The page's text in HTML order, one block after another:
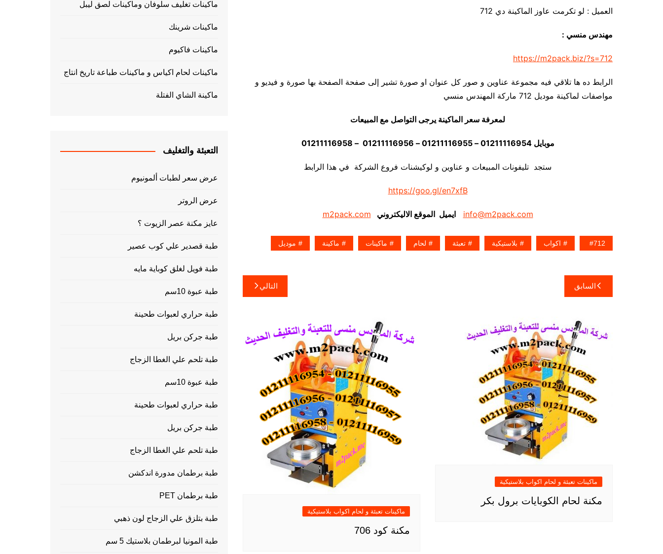
العميل : لو تكرمت عاوز الماكينة دي 712
مهندس منسي :
https://m2pack.biz/?s=712
الرابط ده ها تلاقي فيه مجموعة عناوين و صور كل عنوان او صورة تشير إلى صفحة الصفحة بها صورة و فيديو و
مواصفات لماكينة موديل 712 ماركة المهندس منسي
لمعرفة سعر الماكينة يرجى التواصل مع المبيعات
موبايل 01211116954 – 01211116955 – 01211116956 – 01211116958
ستجد تليفونات المبيعات و عناوين و لوكيشنات فروع الشركة في هذا الرابط
https://goo.gl/en7xfB
info@m2pack.com ايميل الموقع الاليكتروني m2pack.com
712 اكواب بلاستيكية تعبئة لحام ماكينات ماكينة موديل
تصفّح
المقالات
السابق التالي
ماكينات تعبئة و لحام اكواب بلاستيكية
مكنة لحام الكوبايات برول بكر
ماكينات تعبئة و لحام اكواب بلاستيكية
مكنة كود 706
ماكينات تغليف سلوفان وماكينات لصق ليبل
ماكينات شرينك
ماكينات فاكيوم
ماكينات لحام اكياس و ماكينات طباعة تاريخ انتاج
ماكينة الشاي الفتلة
التعبئة والتغليف
عرض سعر لطبات ألمونيوم
عرض الروتر
عايز مكنة عصر الزيوت ؟
طبة قصدير علي كوب عصير
طبة فويل لغلق كوباية مايه
طبة عبوة 10سم
طبة حراري لعبوات طحينة
طبة جركن بريل
طبة تلحم علي الغطا الزجاج
طبة عبوة 10سم
طبة حراري لعبوات طحينة
طبة جركن بريل
طبة تلحم علي الغطا الزجاج
طبة برطمان مدورة اندكشن
طبة برطمان PET
طبة بتلزق علي الزجاج لون ذهبي
طبة المونيا لبرطمان بلاستيك 5 سم